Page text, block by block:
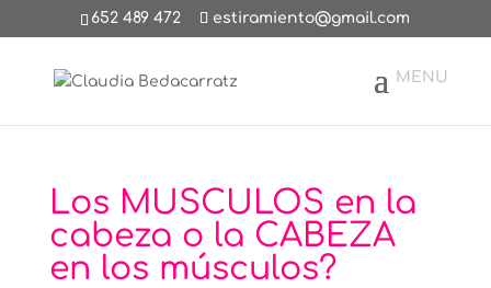
652 489 472 estiramiento@gmail.com
Los MUSCULOS en la
cabeza o la CABEZA
en los músculos?